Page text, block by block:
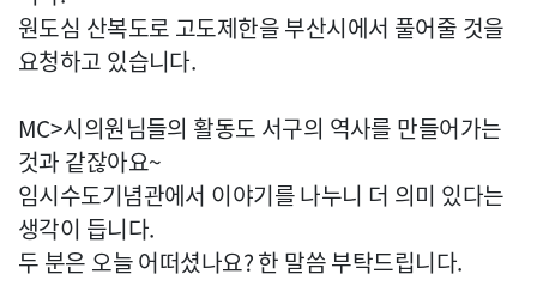
원도심 산복도로 고도제한을 부산시에서 풀어줄 것을
요청하고 있습니다.
MC>시의원님들의 활동도 서구의 역사를 만들어가는
것과 같잖아요~
임시수도기념관에서 이야기를 나누니 더 의미 있다는
생각이 듭니다.
두 분은 오늘 어떠셨나요? 한 말씀 부탁드립니다.